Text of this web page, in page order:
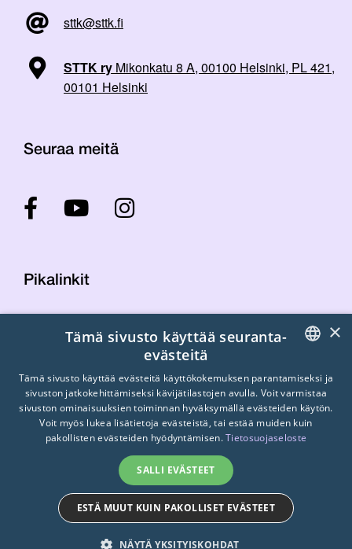
sttk@sttk.fi
STTK ry Mikonkatu 8 A, 00100 Helsinki, PL 421,
00101 Helsinki
Seuraa meitä
Pikalinkit
Yhteystiedot
STTK:n kuvapankki
Tietosuojaseloste
Turvallisemman tilan periaatteet
FINNISH
SWEDISH
×
Tämä sivusto käyttää seuranta-
evästeitä
Tämä sivusto käyttää evästeitä käyttökokemuksen parantamiseksi ja
sivuston jatkokehittämiseksi kävijätilastojen avulla. Voit varmistaa
sivuston ominaisuuksien toiminnan hyväksymällä evästeiden käytön.
Voit myös lukea lisätietoja evästeistä, tai estää muiden kuin
pakollisten evästeiden hyödyntämisen.Tietosuojaseloste
SALLI EVÄSTEET
ESTÄ MUUT KUIN PAKOLLISET EVÄSTEET
NÄYTÄ YKSITYISKOHDAT